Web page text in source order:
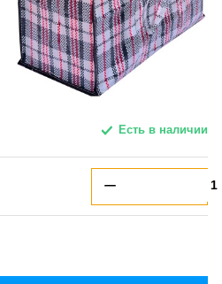
Есть в наличии